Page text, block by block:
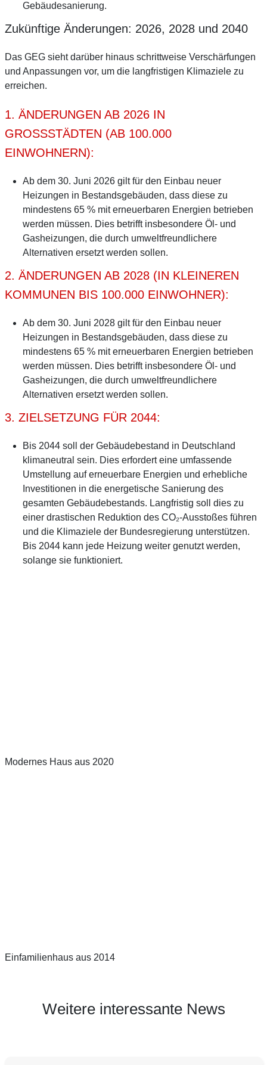
Gebäudesanierung.
Zukünftige Änderungen: 2026, 2028 und 2040
Das GEG sieht darüber hinaus schrittweise Verschärfungen
und Anpassungen vor, um die langfristigen Klimaziele zu
erreichen.
1. ÄNDERUNGEN AB 2026 IN
GROSSSTÄDTEN (AB 100.000 E
INWOHNERN):
Ab dem 30. Juni 2026 gilt für den Einbau neuer
Heizungen in Bestandsgebäuden, dass diese zu
mindestens 65 % mit erneuerbaren Energien betrieben
werden müssen. Dies betrifft insbesondere Öl- und
Gasheizungen, die durch umweltfreundlichere
Alternativen ersetzt werden sollen.
2. ÄNDERUNGEN AB 2028 (IN KLEINEREN
KOMMUNEN BIS 100.000 EINWOHNER):
Ab dem 30. Juni 2028 gilt für den Einbau neuer
Heizungen in Bestandsgebäuden, dass diese zu
mindestens 65 % mit erneuerbaren Energien betrieben
werden müssen. Dies betrifft insbesondere Öl- und
Gasheizungen, die durch umweltfreundlichere
Alternativen ersetzt werden sollen.
3. ZIELSETZUNG FÜR 2044:
Bis 2044 soll der Gebäudebestand in Deutschland
klimaneutral sein. Dies erfordert eine umfassende
Umstellung auf erneuerbare Energien und erhebliche
Investitionen in die energetische Sanierung des
gesamten Gebäudebestands. Langfristig soll dies zu
einer drastischen Reduktion des CO₂-Ausstoßes führen
und die Klimaziele der Bundesregierung unterstützen.
Bis 2044 kann jede Heizung weiter genutzt werden,
solange sie funktioniert.
Modernes Haus aus 2020
Einfamilienhaus aus 2014
Weitere interessante News